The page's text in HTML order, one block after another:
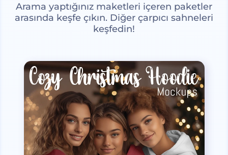
Arama yaptığınız maketleri içeren paketler
arasında keşfe çıkın. Diğer çarpıcı sahneleri
keşfedin!